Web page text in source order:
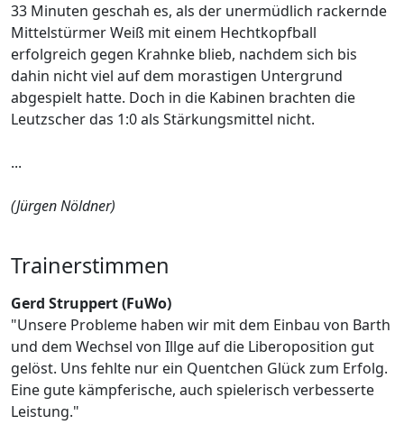
33 Minuten geschah es, als der unermüdlich rackernde
Mittelstürmer Weiß mit einem Hechtkopfball
erfolgreich gegen Krahnke blieb, nachdem sich bis
dahin nicht viel auf dem morastigen Untergrund
abgespielt hatte. Doch in die Kabinen brachten die
Leutzscher das 1:0 als Stärkungsmittel nicht.
...
(Jürgen Nöldner)
Trainerstimmen
Gerd Struppert (FuWo)
"Unsere Probleme haben wir mit dem Einbau von Barth
und dem Wechsel von Illge auf die Liberoposition gut
gelöst. Uns fehlte nur ein Quentchen Glück zum Erfolg.
Eine gute kämpferische, auch spielerisch verbesserte
Leistung."